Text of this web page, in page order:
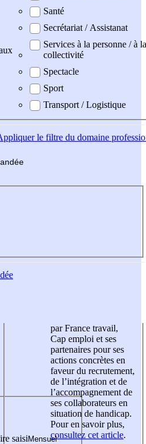
Santé
Secrétariat / Assistanat
Services à la personne / à la
collectivité
Spectacle
Sport
Transport / Logistique
le filtre du domaine
saisi
par France travail,
Cap emploi et ses
partenaires pour ses
actions concrètes en
faveur du recrutement,
de l’intégration et de
l’accompagnement de
ses collaborateurs en
situation de handicap.
Pour en savoir plus,
consultez cet article.